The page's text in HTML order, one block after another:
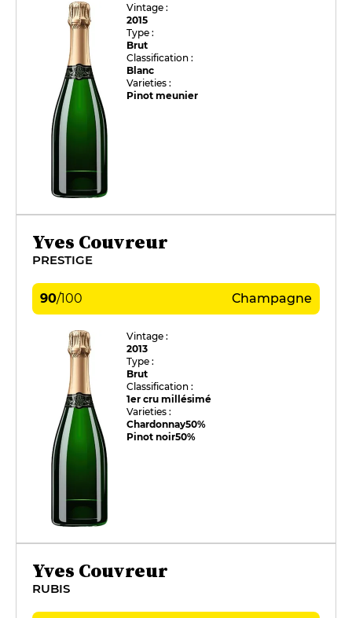
Vintage :
2015
Type :
Brut
Classification :
Blanc
Varieties :
Pinot meunier
Yves Couvreur
PRESTIGE
90/100 Champagne
Vintage :
2013
Type :
Brut
Classification :
1er cru millésimé
Varieties :
Chardonnay50%
Pinot noir50%
Yves Couvreur
RUBIS